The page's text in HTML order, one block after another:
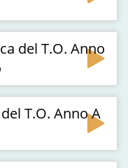
del T.O. Anno
T.O. Anno A